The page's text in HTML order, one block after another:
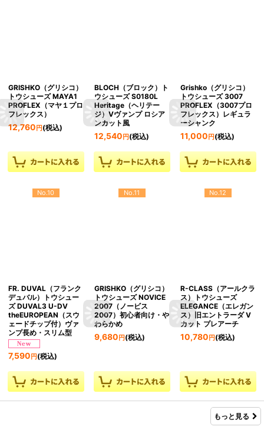
GRISHKO（グリシコ）
トウシューズ MAYA1
PROFLEX（マヤ１プロ
フレックス）
12,760 円 (税込)
BLOCH（ブロック）ト
ウシューズ S0180L
Heritage（ヘリテー
ジ）Vヴァンプ ロシア
ンカット風
12,540 円(税込)
Grishko（グリシコ）
トウシューズ 3007
PROFLEX（3007プロ
フレックス）レギュラ
ーシャンク
11,000 円(税込)
No.10
FR. DUVAL（フランク
デュバル）トウシュー
ズ DUVAL3 U-DV
theEUROPEAN（スウ
ェードチップ付）ヴァ
ンプ長め・スリム型
7,590 円 (税込)
No.11
GRISHKO（グリシコ）
トウシューズ NOVICE
2007（ノービス
2007）初心者向け・や
わらかめ
9,680 円(税込)
No.12
R-CLASS（アールクラ
ス）トウシューズ
ELEGANCE（エレガン
ス）旧エントラーダ V
カット プレアーチ
10,780 円(税込)
もっと見る